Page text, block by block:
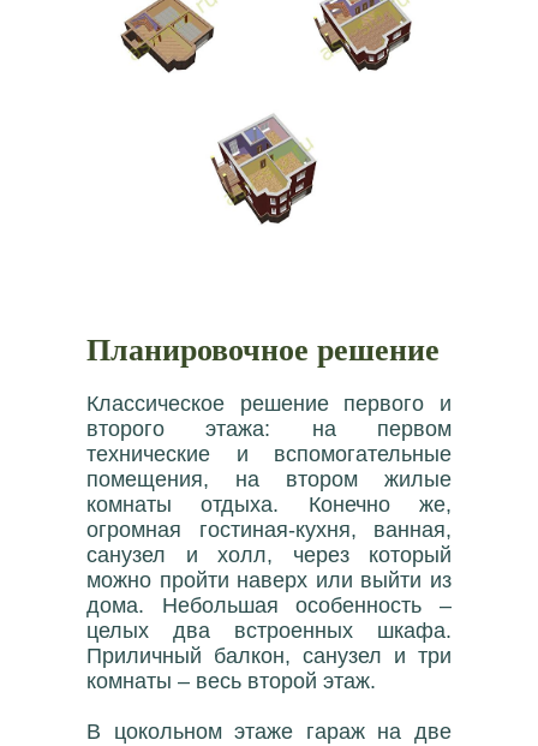
Планировочное решение
Классическое решение первого и
второго этажа: на первом
технические и вспомогательные
помещения, на втором жилые
комнаты отдыха. Конечно же,
огромная гостиная-кухня, ванная,
санузел и холл, через который
можно пройти наверх или выйти из
дома. Небольшая особенность –
целых два встроенных шкафа.
Приличный балкон, санузел и три
комнаты – весь второй этаж.
В цокольном этаже гараж на две